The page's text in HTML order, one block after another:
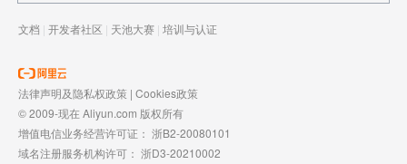
文档 | 开发者社区 | 天池大赛 | 培训与认证
法律声明及隐私权政策 | Cookies政策
© 2009-现在 Aliyun.com 版权所有
增值电信业务经营许可证： 浙B2-20080101
域名注册服务机构许可： 浙D3-20210002